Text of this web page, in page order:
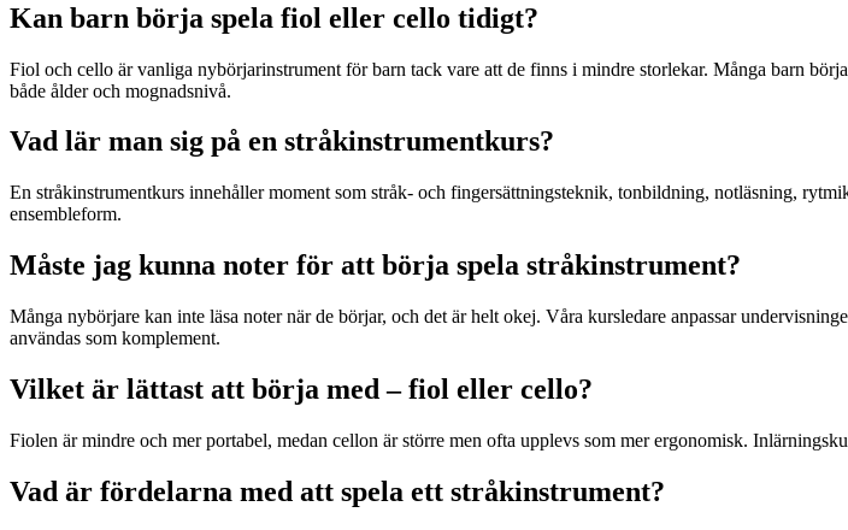
Kan barn börja spela fiol eller cello tidigt?
Fiol och cello är vanliga nybörjarinstrument för barn tack vare att de finns i mindre storlekar. Många barn
både ålder och mognadsnivå.
Vad lär man sig på en stråkinstrumentkurs?
En stråkinstrumentkurs innehåller moment som stråk- och fingersättningsteknik, tonbildning, notläsning,
ensembleform.
Måste jag kunna noter för att börja spela stråkinstrument?
Många nybörjare kan inte läsa noter när de börjar, och det är helt okej. Våra kursledare anpassar
användas som komplement.
Vilket är lättast att börja med – fiol eller cello?
Fiolen är mindre och mer portabel, medan cellon är större men ofta upplevs som mer ergonomisk.
Vad är fördelarna med att spela ett stråkinstrument?